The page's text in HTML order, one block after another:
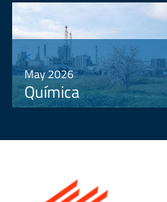
<
May 2026
Química